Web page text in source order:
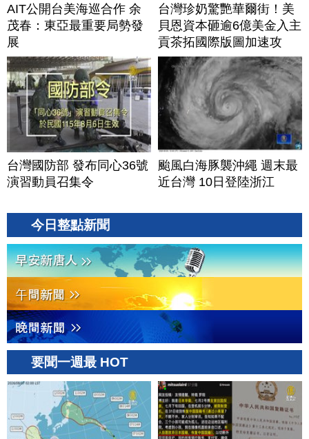
AIT公開台美海巡合作 余
茂春：東亞最重要局勢發
展
台灣珍奶驚艷華爾街！美
貝恩資本砸逾6億美金入主
貢茶拓國際版圖加速攻
美？｜#財經新聞｜
20260806(四)
台灣國防部 發布同心36號
演習動員召集令
颱風白海豚襲沖繩 週末最
近台灣 10日登陸浙江
今日整點新聞
要聞一週最 HOT